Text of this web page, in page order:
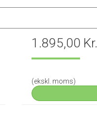
1.895,00 Kr.
(ekskl. moms)